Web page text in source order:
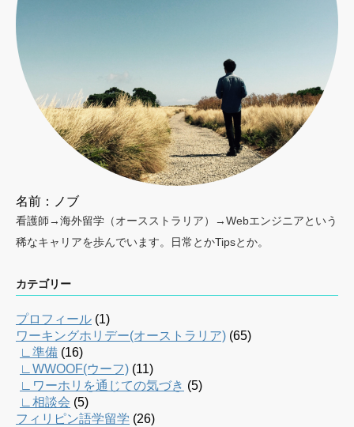
名前：ノブ
看護師→海外留学（オースストラリア）→Webエンジニアという
稀なキャリアを歩んでいます。日常とかTipsとか。
カテゴリー
プロフィール (1)
ワーキングホリデー(オーストラリア) (65)
∟準備 (16)
∟WWOOF(ウーフ) (11)
∟ワーホリを通じての気づき (5)
∟相談会 (5)
フィリピン語学留学 (26)